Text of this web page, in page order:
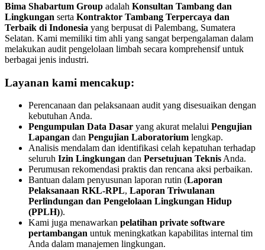
Bima Shabartum Group adalah Konsultan Tambang dan
Lingkungan serta Kontraktor Tambang Terpercaya dan
Terbaik di Indonesia yang berpusat di Palembang, Sumatera
Selatan. Kami memiliki tim ahli yang sangat berpengalaman dalam
melakukan audit pengelolaan limbah secara komprehensif untuk
berbagai jenis industri.
Layanan kami mencakup:
Perencanaan dan pelaksanaan audit yang disesuaikan dengan
kebutuhan Anda.
Pengumpulan Data Dasar yang akurat melalui Pengujian
Lapangan dan Pengujian Laboratorium lengkap.
Analisis mendalam dan identifikasi celah kepatuhan terhadap
seluruh Izin Lingkungan dan Persetujuan Teknis Anda.
Perumusan rekomendasi praktis dan rencana aksi perbaikan.
Bantuan dalam penyusunan laporan rutin (Laporan
Pelaksanaan RKL-RPL, Laporan Triwulanan
Perlindungan dan Pengelolaan Lingkungan Hidup
(PPLH)).
Kami juga menawarkan pelatihan private software
pertambangan untuk meningkatkan kapabilitas internal tim
Anda dalam manajemen lingkungan.